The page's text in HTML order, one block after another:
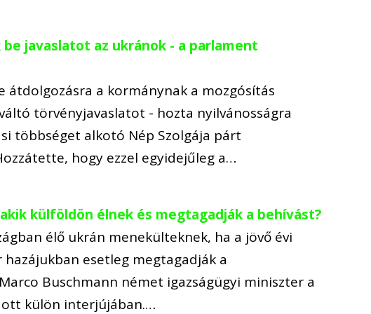
javaslatot az ukránok - a parlament
átdolgozásra a kormánynak a mozgósítás
törvényjavaslatot - hozta nyilvánosságra
többséget alkotó Nép Szolgája párt
hogy ezzel egyidejűleg a…
külföldön élnek és megtagadják a behívást?
élő ukrán menekülteknek, ha a jövő évi
esetleg megtagadják a
Buschmann német igazságügyi miniszter a
külön interjújában.…